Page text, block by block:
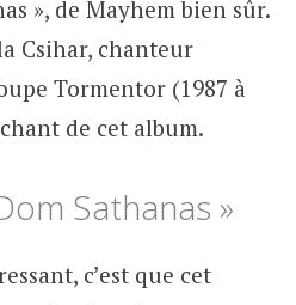
», de Mayhem bien sûr.
Csihar, chanteur
Tormentor (1987 à
de cet album.
Sathanas »
c’est que cet